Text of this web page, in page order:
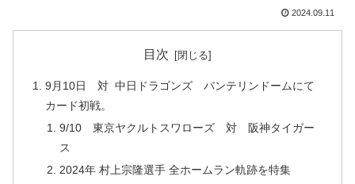
2024.09.11
目次
9月10日 対 中日ドラゴンズ バンテリンドームにて
カード初戦。
9/10 東京ヤクルトスワローズ 対 阪神タイガー
ス
2024年 村上宗隆選手 全ホームラン軌跡を特集